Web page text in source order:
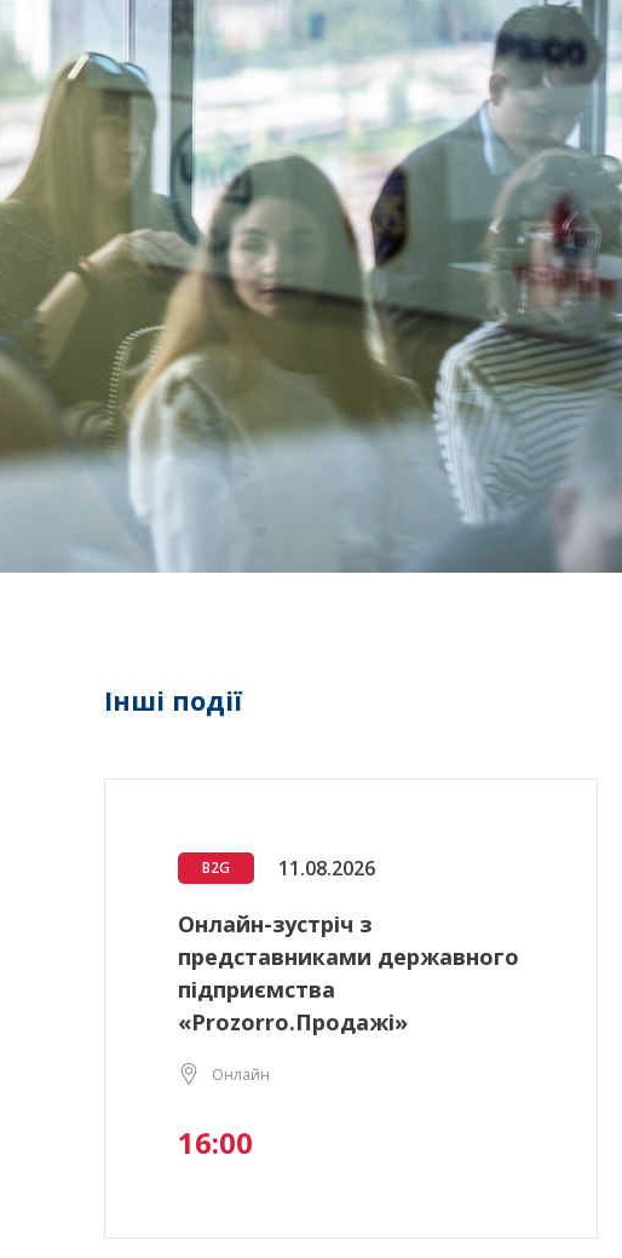
Інші події
B2G 11.08.2026
Онлайн-зустріч з
представниками державного
підприємства
«Prozorro.Продажі»
Онлайн
16:00